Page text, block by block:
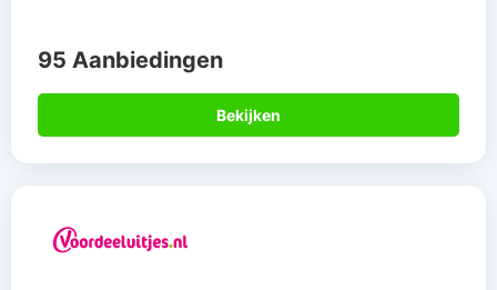
95 Aanbiedingen
Bekijken